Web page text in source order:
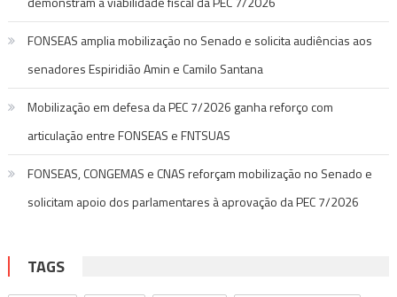
FONSEAS amplia mobilização no Senado e solicita audiências aos
senadores Espiridião Amin e Camilo Santana
Mobilização em defesa da PEC 7/2026 ganha reforço com
articulação entre FONSEAS e FNTSUAS
FONSEAS, CONGEMAS e CNAS reforçam mobilização no Senado e
solicitam apoio dos parlamentares à aprovação da PEC 7/2026
TAGS